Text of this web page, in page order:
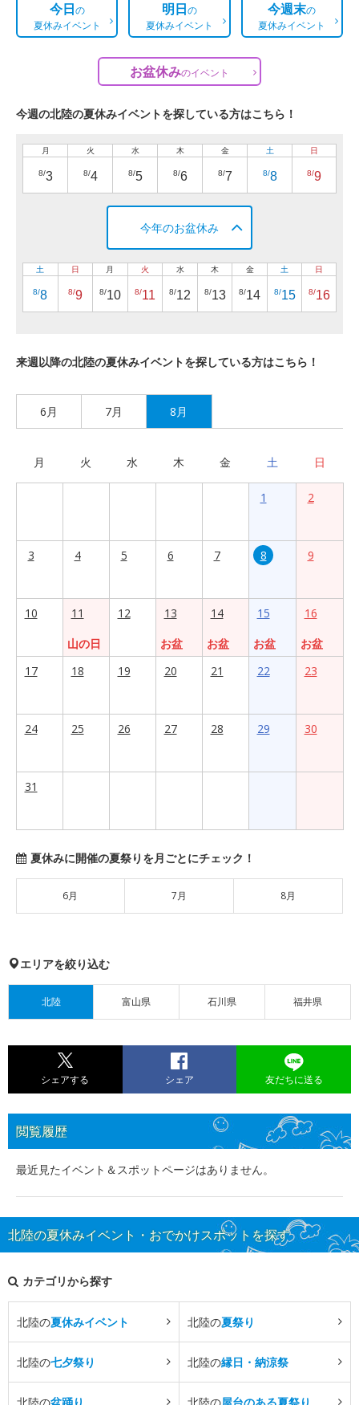
今日の
夏休みイベント
明日の
夏休みイベント
今週末の
夏休みイベント
お盆休みのイベント
今週の北陸の夏休みイベントを探している方はこちら！
月
8/3
火
8/4
水
8/5
木
8/6
金
8/7
土
8/8
日
8/9
今年のお盆休み
土
8/8
日
8/9
月
8/10
火
8/11
水
8/12
木
8/13
金
8/14
土
8/15
日
8/16
来週以降の北陸の夏休みイベントを探している方はこちら！
6月 7月 8月
月 火 水 木 金 土 日
1 2
3 4 5 6 7 8 9
10
11
山の日
12
13
お盆
14
お盆
15
お盆
16
お盆
17
18 19 20 21 22 23
24 25 26 27 28 29 30
31
夏休みに開催の夏祭りを月ごとにチェック！
6月 7月 8月
エリアを絞り込む
北陸 富山県 石川県 福井県
シェアする シェア 友だちに送る
閲覧履歴
最近見たイベント＆スポットページはありません。
北陸の夏休みイベント・おでかけスポットを探す
カテゴリから探す
北陸の夏休みイベント 北陸の夏祭り
北陸の七夕祭り 北陸の縁日・納涼祭
北陸の盆踊り 北陸の屋台のある夏祭り